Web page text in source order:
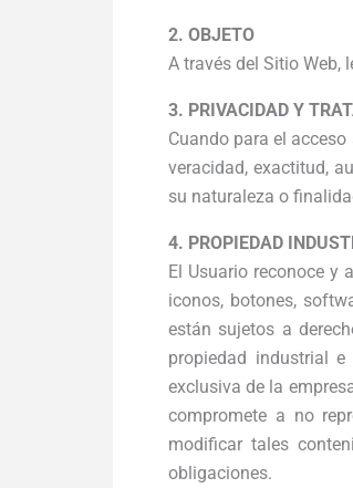
2. OBJETO
A través del Sitio Web,
3. PRIVACIDAD Y
Cuando para el
veracidad, exactitud,
su naturaleza o
4. PROPIEDAD
El Usuario reconoce y
iconos, botones,
están sujetos a
propiedad industrial
exclusiva de la
compromete a no
modificar tales
obligaciones.